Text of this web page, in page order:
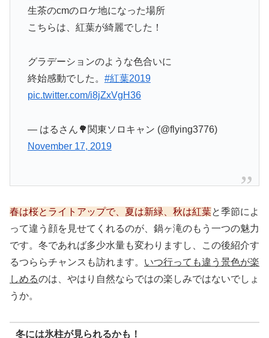
生茶のcmのロケ地になった場所
こちらは、紅葉が綺麗でした！
グラデーションのような色合いに
終始感動でした。 #紅葉2019
pic.twitter.com/i8jZxVgH36
— はるさん🌳関東ソロキャン (@flying3776)
November 17, 2019
春は桜とライトアップで、夏は新緑、秋は紅葉と季節によ
って違う顔を見せてくれるのが、鍋ヶ滝のもう一つの魅力
です。冬であれば多少水量も変わりますし、この後紹介す
るつららチャンスも訪れます。 いつ行っても違う景色が楽
しめるのは、やはり自然ならではの楽しみではないでしょ
うか。
冬には氷柱が見られるかも！